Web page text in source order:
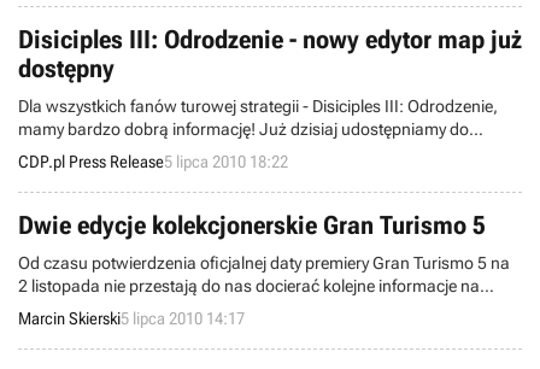
do prezentowanej początkowo.
Disiciples III: Odrodzenie - nowy edytor map już
dostępny
Dla wszystkich fanów turowej strategii - Disiciples III: Odrodzenie,
mamy bardzo dobrą informację! Już dzisiaj udostępniamy do
pobrania edytor map w wersji 1.0. Dzięki temu przydatnemu
narzędziu i odrobinie pracy jaką włożycie w jego opanowanie
stworzycie zupełnie nowe, pełne przygód, bohaterów i zamków do
zdobycia mapy. Edytor pozwala tworzyć mapy do gry w trybie
„Gorące Krzesło”, umożliwia dod
CDP.pl Press Release5 lipca 2010 18:22
Dwie edycje kolekcjonerskie Gran Turismo 5
Od czasu potwierdzenia oficjalnej daty premiery Gran Turismo 5 na
2 listopada nie przestają do nas docierać kolejne informacje na
temat tego wydarzenia. Wcześniej informowaliśmy Was już o
kolekcjonerskiej edycji gry, a okazuje się, że nie będzie to jedyna taka
specjalna wersja, jaka ukaże się na rynku.
Marcin Skierski5 lipca 2010 14:17